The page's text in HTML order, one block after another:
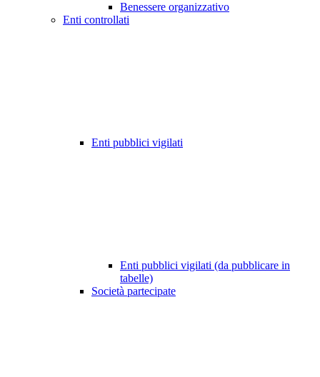
Benessere organizzativo
Enti controllati
Enti pubblici vigilati
Enti pubblici vigilati (da pubblicare in
tabelle)
Società partecipate